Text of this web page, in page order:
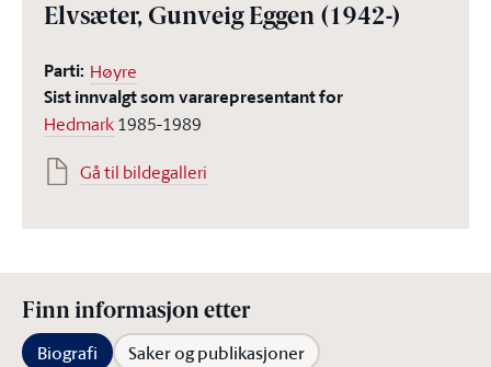
Elvsæter, Gunveig Eggen (1942-)
Parti: Høyre
Sist innvalgt som vararepresentant for
Hedmark1985-1989
Gå til bildegalleri
Finn informasjon etter
Biografi Saker og publikasjoner